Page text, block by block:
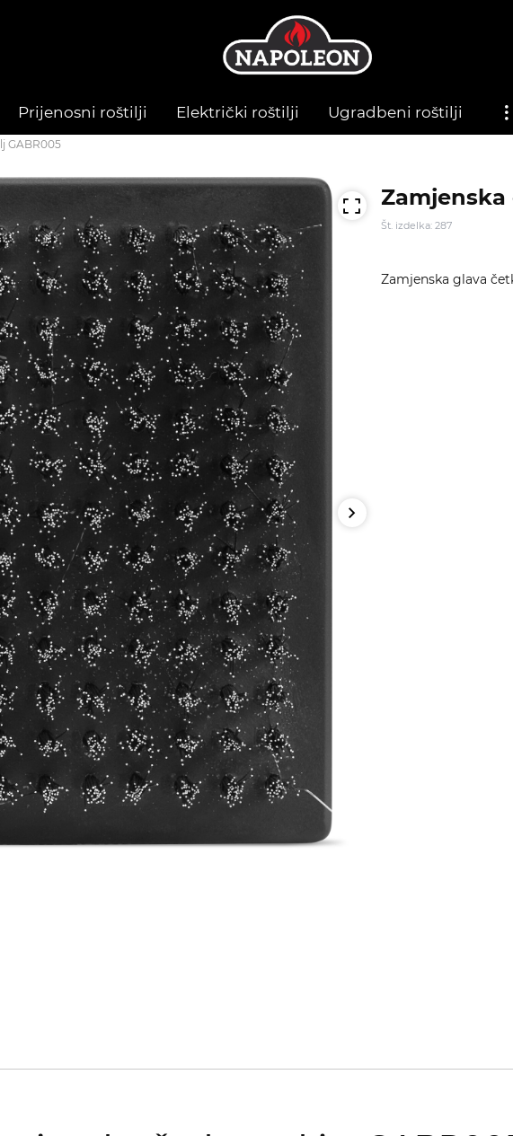
Prijenosni roštilji Električki roštilji Ugradbeni roštilji
GABR005
Zamjenska
Št. izdelka: 287
Zamjenska glava